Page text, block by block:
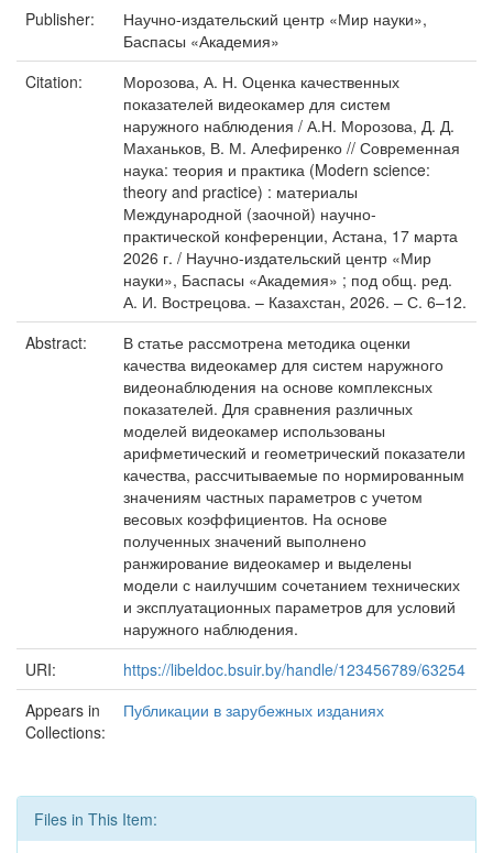
Publisher:
Научно-издательский центр «Мир науки»,
Баспасы «Академия»
Citation:
Морозова, А. Н. Оценка качественных
показателей видеокамер для систем
наружного наблюдения / А.Н. Морозова, Д. Д.
Маханьков, В. М. Алефиренко // Современная
наука: теория и практика (Modern science:
theory and practice) : материалы
Международной (заочной) научно-
практической конференции, Астана, 17 марта
2026 г. / Научно-издательский центр «Мир
науки», Баспасы «Академия» ; под общ. ред.
А. И. Вострецова. – Казахстан, 2026. – С. 6–12.
Abstract:
В статье рассмотрена методика оценки
качества видеокамер для систем наружного
видеонаблюдения на основе комплексных
показателей. Для сравнения различных
моделей видеокамер использованы
арифметический и геометрический показатели
качества, рассчитываемые по нормированным
значениям частных параметров с учетом
весовых коэффициентов. На основе
полученных значений выполнено
ранжирование видеокамер и выделены
модели с наилучшим сочетанием технических
и эксплуатационных параметров для условий
наружного наблюдения.
URI:
https://libeldoc.bsuir.by/handle/123456789/63254
Appears in
Collections:
Публикации в зарубежных изданиях
Files in This Item: